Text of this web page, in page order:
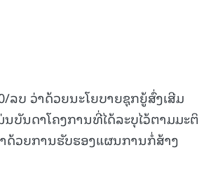
ລບ ວ່າດ້ວຍນະໂຍບາຍຊຸກຍູ້ສົ່ງເສີມ
ບັນດາໂຄງການທີ່ໄດ້ລະບຸໄວ້ຕາມມະຕິ
ດ້ວຍການຮັບຮອງແຜນການກໍ່ສ້າງ